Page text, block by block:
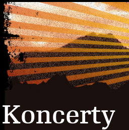
Koncerty